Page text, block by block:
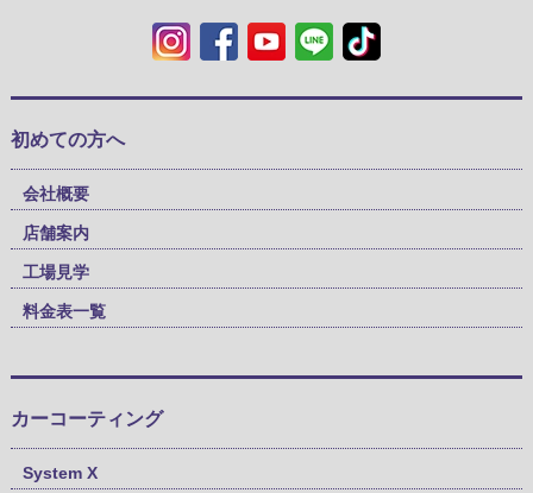
初めての方へ
会社概要
店舗案内
工場見学
料金表一覧
カーコーティング
System X